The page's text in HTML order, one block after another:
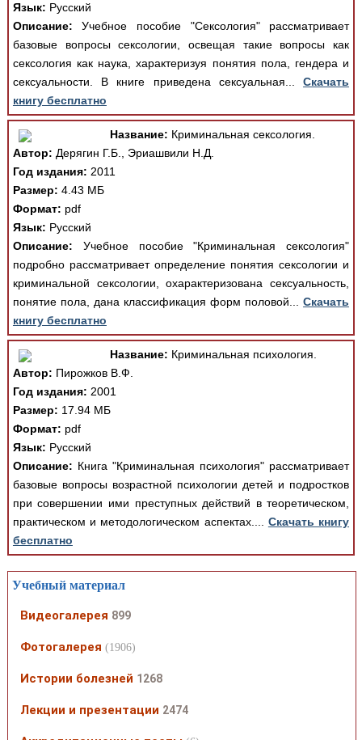
Язык: Русский
Описание: Учебное пособие "Сексология" рассматривает
базовые вопросы сексологии, освещая такие вопросы как
сексология как наука, характеризуя понятия пола, гендера и
сексуальности. В книге приведена сексуальная...Скачать
книгу бесплатно
Название: Криминальная сексология.
Автор: Дерягин Г.Б., Эриашвили Н.Д.
Год издания: 2011
Размер: 4.43 МБ
Формат: pdf
Язык: Русский
Описание: Учебное пособие "Криминальная сексология"
подробно рассматривает определение понятия сексологии и
криминальной сексологии, охарактеризована сексуальность,
понятие пола, дана классификация форм половой...Скачать
книгу бесплатно
Название: Криминальная психология.
Автор: Пирожков В.Ф.
Год издания: 2001
Размер: 17.94 МБ
Формат: pdf
Язык: Русский
Описание: Книга "Криминальная психология" рассматривает
базовые вопросы возрастной психологии детей и подростков
при совершении ими преступных действий в теоретическом,
практическом и методологическом аспектах.... Скачать книгу
бесплатно
Учебный материал
Видеогалерея 899
Фотогалерея (1906)
Истории болезней 1268
Лекции и презентации 2474